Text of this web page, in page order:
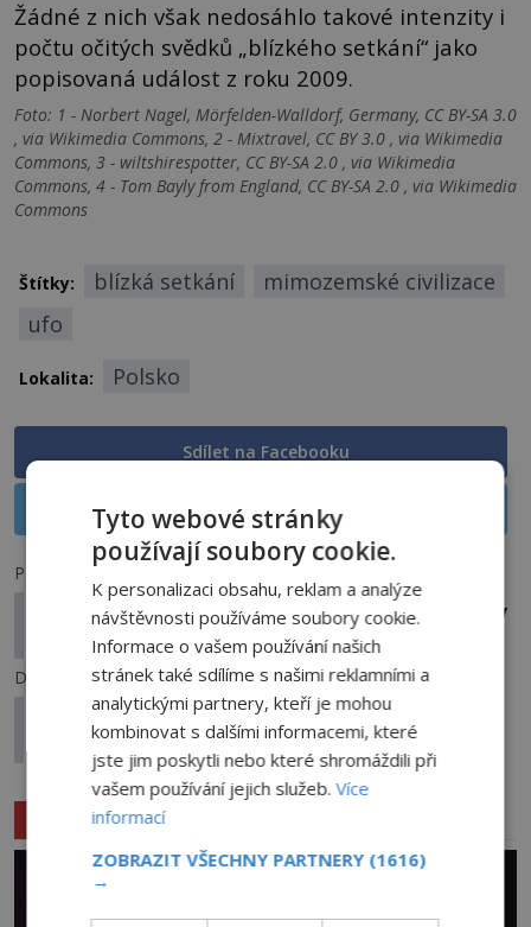
Žádné z nich však nedosáhlo takové intenzity i
počtu očitých svědků „blízkého setkání“ jako
popisovaná událost z roku 2009.
Foto: 1 - Norbert Nagel, Mörfelden-Walldorf, Germany, CC BY-SA 3.0
, via Wikimedia Commons, 2 - Mixtravel, CC BY 3.0 , via Wikimedia
Commons, 3 - wiltshirespotter, CC BY-SA 2.0 , via Wikimedia
Commons, 4 - Tom Bayly from England, CC BY-SA 2.0 , via Wikimedia
Commons
Štítky: blízká setkání
mimozemské civilizace
ufo
Lokalita: Polsko
Sdílet na Facebooku
Sdílet na X
Předchozí článek
Paranormální jevy v nejstarším dřevěném domě v
Další článek
VIDEO: V Číně pršeli červi! Vezměte si deštníky,
radila vláda
Související články
Tyto webové stránky
používají soubory cookie.
K personalizaci obsahu, reklam a analýze
návštěvnosti používáme soubory cookie.
Informace o vašem používání našich
stránek také sdílíme s našimi reklamními a
analytickými partnery, kteří je mohou
kombinovat s dalšími informacemi, které
jste jim poskytli nebo které shromáždili při
vašem používání jejich služeb.Více
informací
ZOBRAZIT VŠECHNY PARTNERY (1616)
→